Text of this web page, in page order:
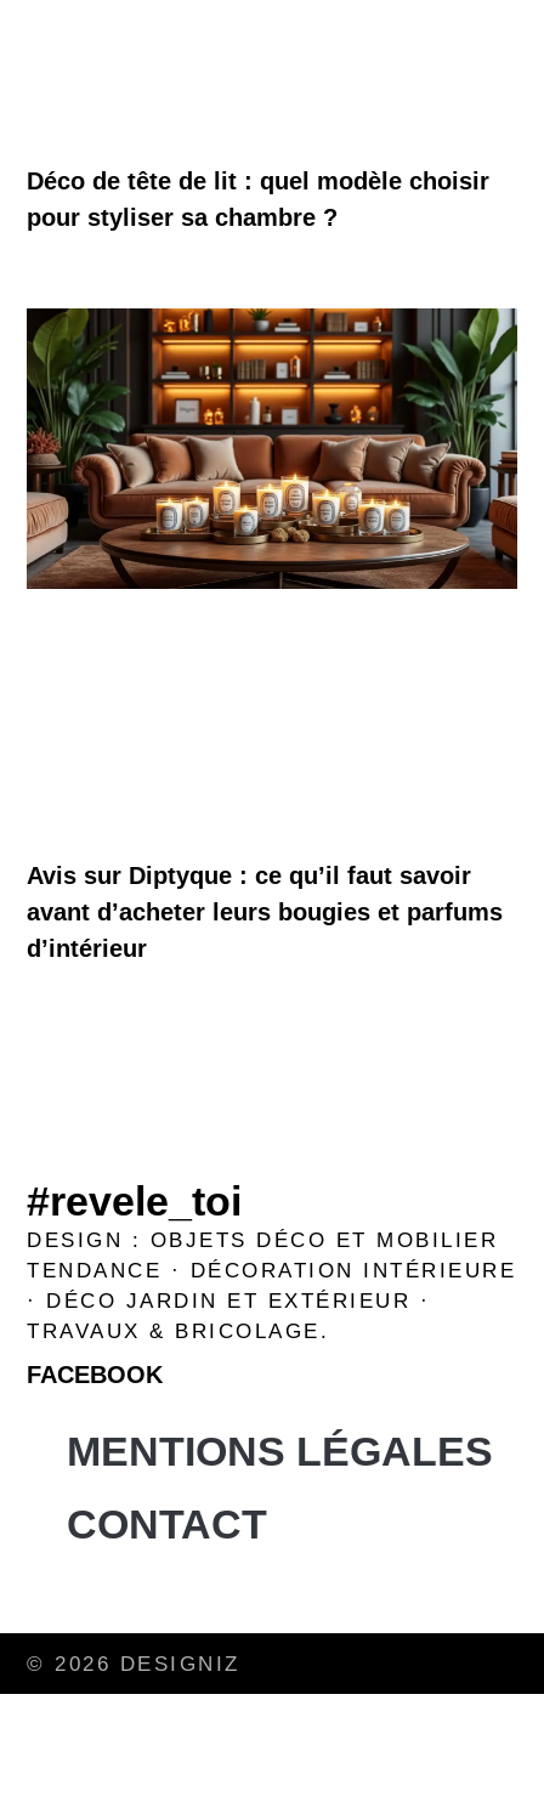
Déco de tête de lit : quel modèle choisir
pour styliser sa chambre ?
Avis sur Diptyque : ce qu’il faut savoir
avant d’acheter leurs bougies et parfums
d’intérieur
#revele_toi
DESIGN : OBJETS DÉCO ET MOBILIER
TENDANCE · DÉCORATION INTÉRIEURE
· DÉCO JARDIN ET EXTÉRIEUR ·
TRAVAUX & BRICOLAGE.
FACEBOOK
MENTIONS LÉGALES
CONTACT
© 2026 DESIGNIZ